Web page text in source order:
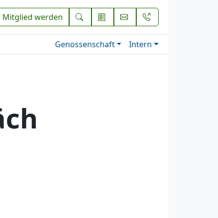
Mitglied werden
Genossenschaft Intern